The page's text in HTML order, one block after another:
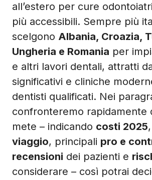
all’estero per cure
più accessibili. Sempre più
scelgono Albania, Croazia,
Ungheria e Romania per
e altri lavori dentali, attratti
significativi e cliniche
dentisti qualificati. Nei
confronteremo rapidamente
mete – indicando costi 2025
viaggio, principali pro e
recensioni dei pazienti e
considerare – così potrai